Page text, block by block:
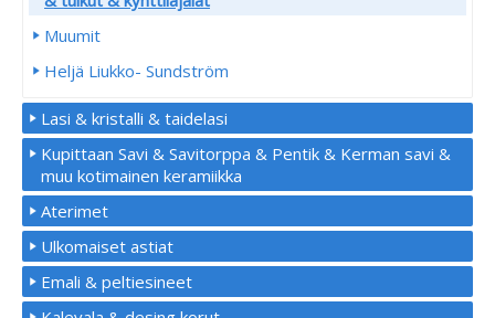
Muumit
Heljä Liukko- Sundström
Lasi & kristalli & taidelasi
Kupittaan Savi & Savitorppa & Pentik & Kerman savi &
muu kotimainen keramiikka
Aterimet
Ulkomaiset astiat
Emali & peltiesineet